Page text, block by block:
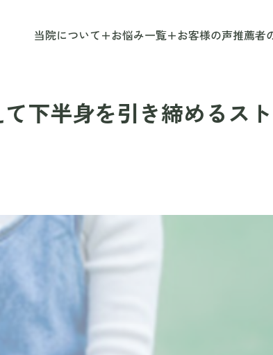
当院について+お悩み一覧+お客様の声推薦者
下半身を引き締めるス